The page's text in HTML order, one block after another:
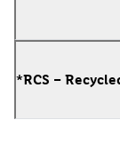
*RCS –